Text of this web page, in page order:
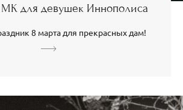
для девушек Иннополиса
8 марта для прекрасных дам!